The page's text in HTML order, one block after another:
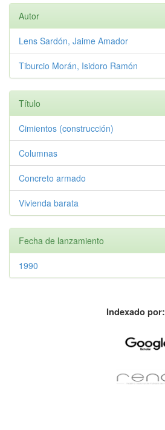
Autor
Lens Sardón, Jaime Amador
Tiburcio Morán, Isidoro Ramón
Título
Cimientos (construcción)
Columnas
Concreto armado
Vivienda barata
Fecha de lanzamiento
1990
Indexado por: